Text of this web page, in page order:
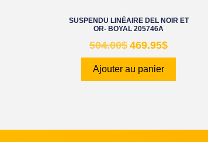
SUSPENDU LINÉAIRE DEL NOIR ET
OR- BOYAL 205746A
504.00$ 469.95$
Ajouter au panier